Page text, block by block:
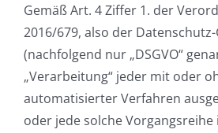
Gemäß Art. 4 Ziffer 1. der
2016/679, also der
(nachfolgend nur „DSGVO“
„Verarbeitung“ jeder mit oder
automatisierter Verfahren
oder jede solche Vorgangsreihe